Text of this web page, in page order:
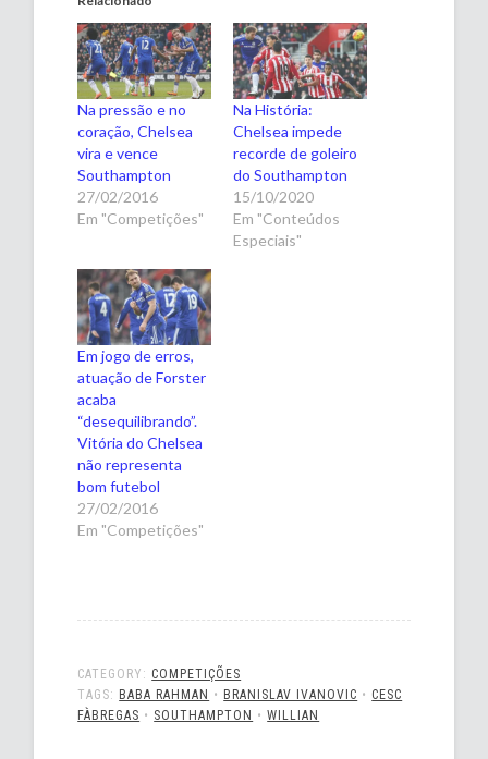
Na pressão e no
coração, Chelsea
vira e vence
Southampton
27/02/2016
Em "Competições"
Na História:
Chelsea impede
recorde de goleiro
do Southampton
15/10/2020
Em "Conteúdos
Especiais"
Em jogo de erros,
atuação de Forster
acaba
“desequilibrando”.
Vitória do Chelsea
não representa
bom futebol
27/02/2016
Em "Competições"
CATEGORY: COMPETIÇÕES
TAGS: BABA RAHMAN • BRANISLAV IVANOVIC • CESC
FÀBREGAS • SOUTHAMPTON •WILLIAN